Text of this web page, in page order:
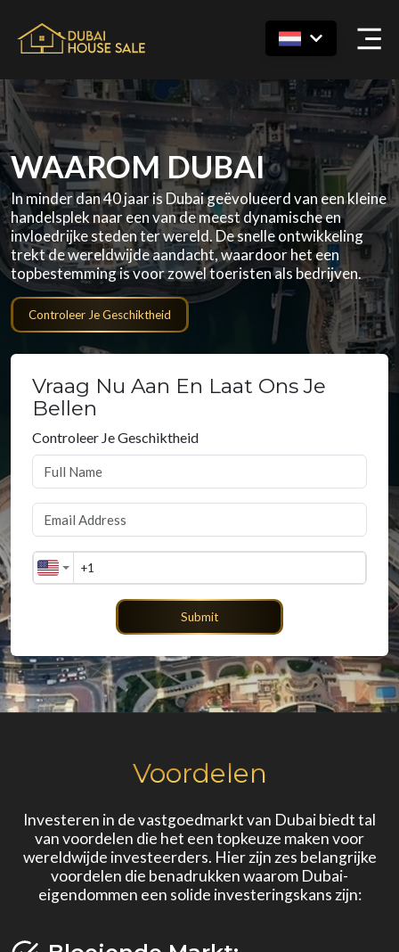
WAAROM DUBAI
In minder dan 40 jaar is Dubai geëvolueerd van een kleine
handelsplek naar een van de meest dynamische en
invloedrijke steden ter wereld. De snelle ontwikkeling
trekt de wereldwijde aandacht, waardoor het een
topbestemming is voor zowel toeristen als bedrijven.
Controleer Je Geschiktheid
Vraag Nu Aan En Laat Ons Je
Bellen
Controleer Je Geschiktheid
Submit
Voordelen
Investeren in de vastgoedmarkt van Dubai biedt tal
van voordelen die het een topkeuze maken voor
wereldwijde investeerders. Hier zijn zes belangrijke
voordelen die benadrukken waarom Dubai-
eigendommen een solide investeringskans zijn: